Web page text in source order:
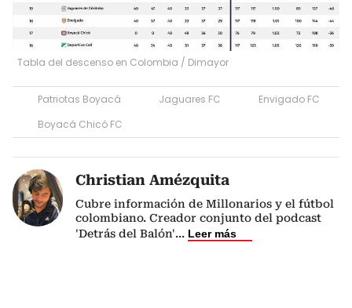
Tabla del descenso en Colombia / Dimayor
Patriotas Boyacá Jaguares FC
Envigado FC
Boyacá Chicó FC
Christian Amézquita
Cubre información de Millonarios y el fútbol
colombiano. Creador conjunto del podcast
'Detrás del Balón'... Leer más